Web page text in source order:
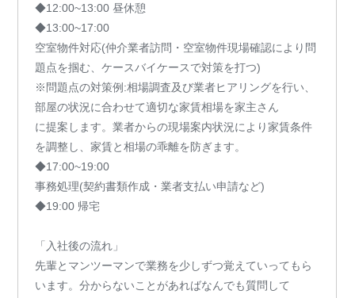
◆12:00~13:00 昼休憩
◆13:00~17:00
空室物件対応(仲介業者訪問・空室物件現場確認により問
題点を掴む、ケースバイケースで対策を打つ)
※問題点の対策例:相場調査及び業者ヒアリングを行い、
部屋の状況に合わせて適切な家賃相場を家主さん
に提案します。業者からの現場案内状況により家賃条件
を調整し、家賃と相場の乖離を防ぎます。
◆17:00~19:00
事務処理(契約書類作成・業者支払い申請など)
◆19:00 帰宅
「入社後の流れ」
先輩とマンツーマンで業務を少しずつ覚えていってもら
います。分からないことがあればなんでも質問して